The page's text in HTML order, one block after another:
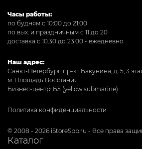
Часы работы:
по будням с 10:00 до 21:00
по вых. и праздничным с 11 до 20
доставка с 10.30 до 23.00 - ежедневно
Наш адрес:
Санкт-Петербург, пр-кт Бакунина, д. 5, 3
м. Площадь Восстания
Бизнес-центр: Б5 (yellow submarine)
Политика конфиденциальности
© 2008 - 2026 iStoreSpb.ru - Все права
Каталог